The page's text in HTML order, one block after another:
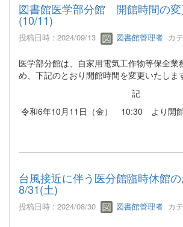
図書館医学部分館 開館時間の変
(10/11)
投稿日時 : 2024/09/13 図書館管理者 カ
医学部分館は、自家用電気工作物等保全業
め、下記のとおり開館時間を変更いたしま
記
令和6年10月11日（金） 10:30 より開
台風接近に伴う医分館臨時休館
8/31(土)
投稿日時 : 2024/08/30 図書館管理者 カ